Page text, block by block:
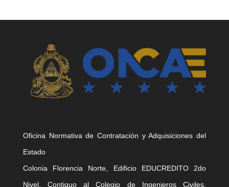
Oficina Normativa de Contratación y Adquisiciones del
Estado
Colonia Florencia Norte, Edificio EDUCREDITO 2do
Nivel, Contiguo al Colegio de Ingenieros Civiles,